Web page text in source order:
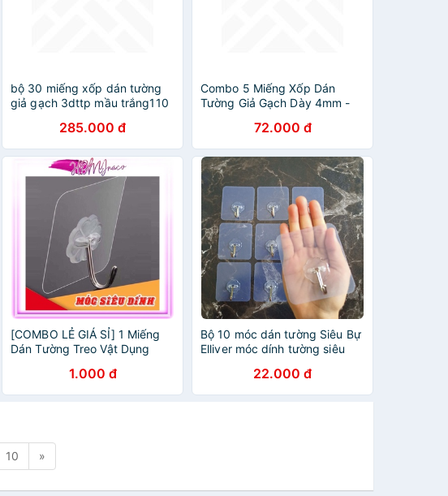
bộ 30 miếng xốp dán tường
giả gạch 3dttp mầu trắng110
285.000 đ
Combo 5 Miếng Xốp Dán
Tường Giả Gạch Dày 4mm -
72.000 đ
[COMBO LẺ GIÁ SỈ] 1 Miếng
Dán Tường Treo Vật Dụng
1.000 đ
Bộ 10 móc dán tường Siêu Bự
Elliver móc dính tường siêu
22.000 đ
10 »